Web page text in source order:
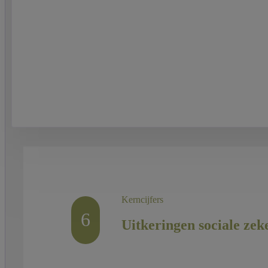
6
Kerncijfers
Uitkeringen sociale